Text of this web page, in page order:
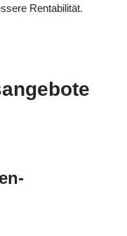
Rentabilität.